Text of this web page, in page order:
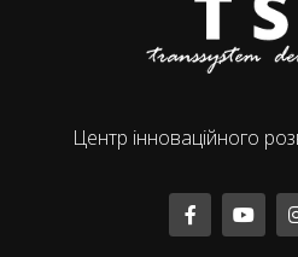
Центр інноваційного